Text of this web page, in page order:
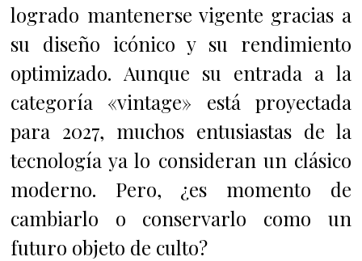
logrado mantenerse vigente gracias a
su diseño icónico y su rendimiento
optimizado. Aunque su entrada a la
categoría «vintage» está proyectada
para 2027, muchos entusiastas de la
tecnología ya lo consideran un clásico
moderno. Pero, ¿es momento de
cambiarlo o conservarlo como un
futuro objeto de culto?